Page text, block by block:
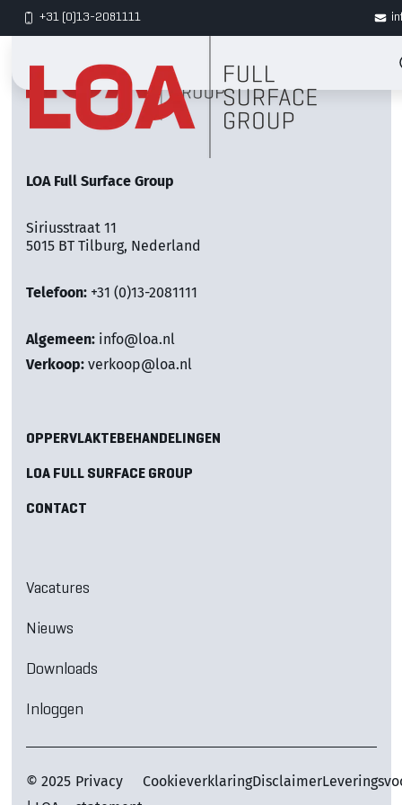
+31 (0)13-2081111
LOA Full Surface Group
Siriusstraat 11
5015 BT Tilburg, Nederland
Telefoon: +31 (0)13-2081111
Algemeen: info@loa.nl
Verkoop: verkoop@loa.nl
OPPERVLAKTEBEHANDELINGEN
LOA FULL SURFACE GROUP
CONTACT
Vacatures
Nieuws
Downloads
Inloggen
© 2025 Privacy
CookieverklaringDisclaimer